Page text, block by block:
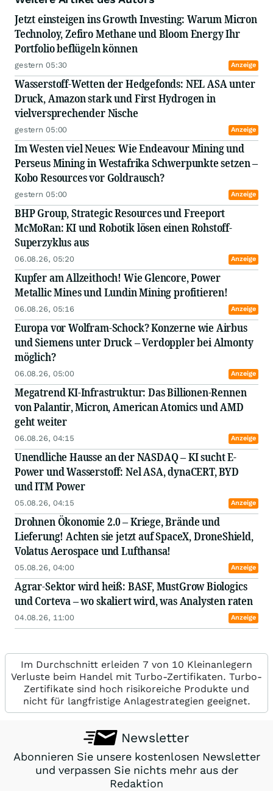
Die Zahl 3 spielt dabei eine konzeptionelle Rolle:
I. je Kommentar werden 3 Unternehmen
genannt,
II. mindestens 3 Themen oder Trends werden
erwähnt,
III. die Kommentare umfassen jeweils eine
Lesedauer von weniger als 3 Minuten.
Wir wünschen gute Unterhaltung und viel Erfolg
an der Börse!
Jetzt einsteigen ins Growth Investing: Warum Micron
Technoloy, Zefiro Methane und Bloom Energy Ihr
Portfolio beflügeln können
gestern 05:30 Anzeige
Wasserstoff-Wetten der Hedgefonds: NEL ASA unter
Druck, Amazon stark und First Hydrogen in
vielversprechender Nische
gestern 05:00 Anzeige
Im Westen viel Neues: Wie Endeavour Mining und
Perseus Mining in Westafrika Schwerpunkte setzen –
Kobo Resources vor Goldrausch?
gestern 05:00 Anzeige
BHP Group, Strategic Resources und Freeport
McMoRan: KI und Robotik lösen einen Rohstoff-
Superzyklus aus
06.08.26, 05:20 Anzeige
Kupfer am Allzeithoch! Wie Glencore, Power
Metallic Mines und Lundin Mining profitieren!
06.08.26, 05:16 Anzeige
Europa vor Wolfram-Schock? Konzerne wie Airbus
und Siemens unter Druck – Verdoppler bei Almonty
möglich?
06.08.26, 05:00 Anzeige
Megatrend KI-Infrastruktur: Das Billionen-Rennen
von Palantir, Micron, American Atomics und AMD
geht weiter
06.08.26, 04:15 Anzeige
Unendliche Hausse an der NASDAQ – KI sucht E-
Power und Wasserstoff: Nel ASA, dynaCERT, BYD
und ITM Power
05.08.26, 04:15 Anzeige
Drohnen Ökonomie 2.0 – Kriege, Brände und
Lieferung! Achten sie jetzt auf SpaceX, DroneShield,
Volatus Aerospace und Lufthansa!
05.08.26, 04:00 Anzeige
Agrar-Sektor wird heiß: BASF, MustGrow Biologics
und Corteva – wo skaliert wird, was Analysten raten
04.08.26, 11:00 Anzeige
Im Durchschnitt erleiden 7 von 10 Kleinanlegern
Verluste beim Handel mit Turbo-Zertifikaten. Turbo-
Zertifikate sind hoch risikoreiche Produkte und
nicht für langfristige Anlagestrategien geeignet.
Newsletter
Abonnieren Sie unsere kostenlosen Newsletter
und verpassen Sie nichts mehr aus der
Redaktion